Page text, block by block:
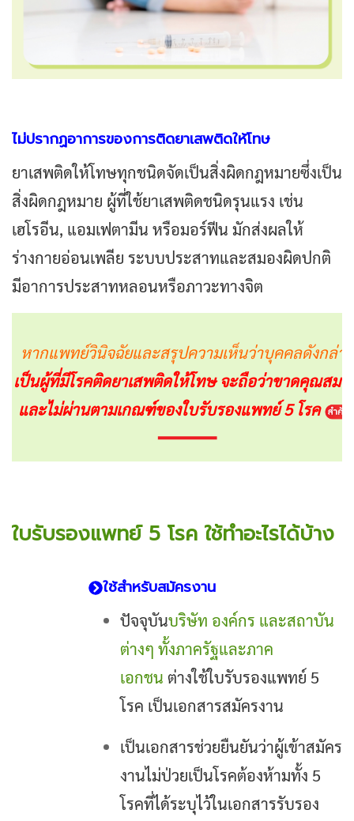
ไม่ปรากฏอาการของการติดยาเสพติดให้โทษ
ยาเสพติดให้โทษทุกชนิดจัดเป็นสิ่งผิดกฎหมายซึ่งเป็น
สิ่งผิดกฎหมาย ผู้ที่ใช้ยาเสพติดชนิดรุนแรง เช่น
เฮโรอีน, แอมเฟตามีน หรือมอร์ฟีน มักส่งผลให้
ร่างกายอ่อนเพลีย ระบบประสาทและสมองผิดปกติ
มีอาการประสาทหลอนหรือภาวะทางจิต
หากแพทย์วินิจฉัยและสรุปความเห็นว่าบุคคลดังกล่าว
เป็นผู้ที่มีโรคติดยาเสพติดให้โทษ จะถือว่าขาดคุณสม
และไม่ผ่านตามเกณฑ์ของใบรับรองแพทย์ 5 โรค
ใบรับรองแพทย์ 5 โรค ใช้ทำอะไรได้บ้าง
ใช้สำหรับสมัครงาน
ปัจจุบันบริษัท องค์กร และสถาบัน
ต่างๆ ทั้งภาครัฐและภาค
เอกชน ต่างใช้ใบรับรองแพทย์ 5
โรค เป็นเอกสารสมัครงาน
เป็นเอกสารช่วยยืนยันว่าผู้เข้าสมัคร
งานไม่ป่วยเป็นโรคต้องห้ามทั้ง 5
โรคที่ได้ระบุไว้ในเอกสารรับรอง